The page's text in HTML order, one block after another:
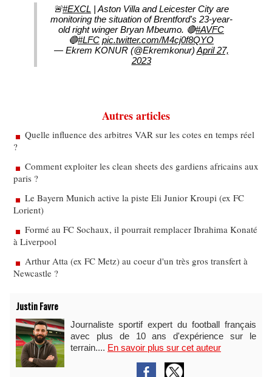
🚨#EXCL | Aston Villa and Leicester City are
monitoring the situation of Brentford's 23-year-
old right winger Bryan Mbeumo. 🔴#AVFC
🔵#LFC pic.twitter.com/M4cj0f8QYO
— Ekrem KONUR (@Ekremkonur) April 27,
2023
Autres articles
Quelle influence des arbitres VAR sur les cotes en temps réel
?
Comment exploiter les clean sheets des gardiens africains aux
paris ?
Le Bayern Munich active la piste Eli Junior Kroupi (ex FC
Lorient)
Formé au FC Sochaux, il pourrait remplacer Ibrahima Konaté
à Liverpool
Arthur Atta (ex FC Metz) au coeur d'un très gros transfert à
Newcastle ?
Justin Favre
Journaliste sportif expert du football français
avec plus de 10 ans d'expérience sur le
terrain.... En savoir plus sur cet auteur